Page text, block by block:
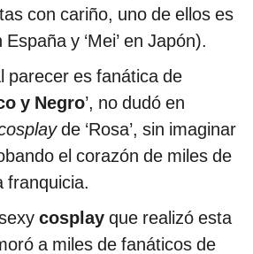
con cariño, uno de ellos es
y ‘Mei’ en Japón).
parecer es fanática de
y Negro’, no dudó en
de ‘Rosa’, sin imaginar
el corazón de miles de
franquicia.
cosplay que realizó esta
a miles de fanáticos de